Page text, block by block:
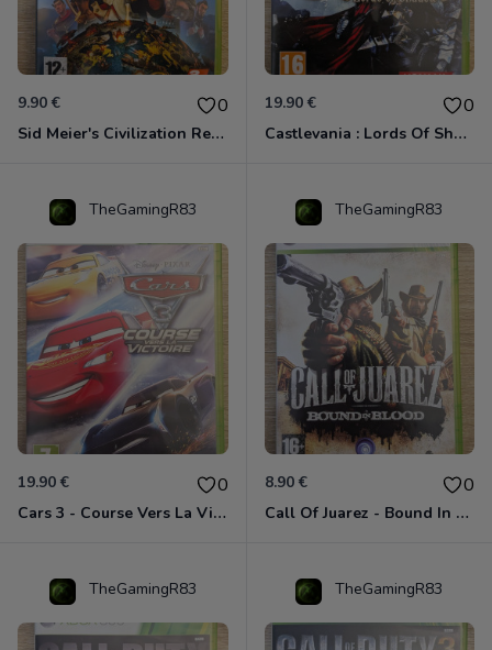
9.90 € 0
Sid Meier's Civilization Revolution Xbox 360
19.90 € 0
Castlevania : Lords Of Shadow Xbox 360
TheGamingR83
19.90 € 0
Cars 3 - Course Vers La Victoire Xbox 360
TheGamingR83
8.90 € 0
Call Of Juarez - Bound In Blood Xbox 360
TheGamingR83 TheGamingR83